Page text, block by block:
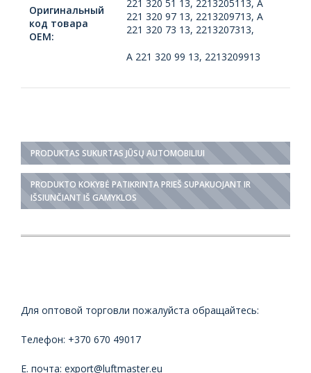
Оригинальный
код товара
ОЕМ:
221 320 51 13, 2213205113, A
221 320 97 13, 2213209713, A
221 320 73 13, 2213207313,
A 221 320 99 13, 2213209913
PRODUKTAS SUKURTAS JŪSŲ AUTOMOBILIUI
PRODUKTO KOKYBĖ PATIKRINTA PRIEŠ SUPAKUOJANT IR
IŠSIUNČIANT IŠ GAMYKLOS
Для оптовой торговли пожалуйста обращайтесь:
Телефон: +370 670 49017
Е. почта: export@luftmaster.eu